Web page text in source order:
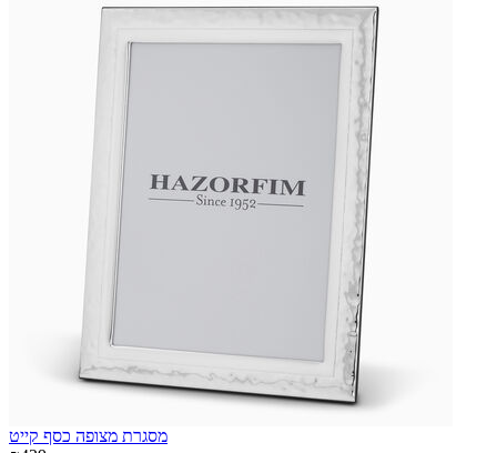
מסגרת מצופה כסף קייט